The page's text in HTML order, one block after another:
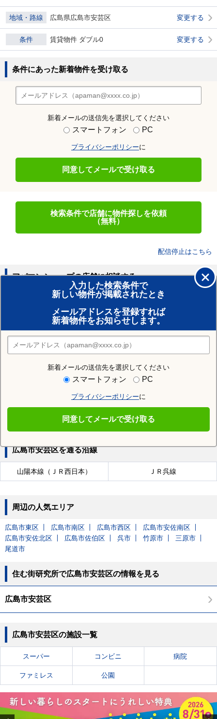
地域・路線 広島県広島市安芸区 変更する
条件 賃貸物件 ダブル0 変更する
条件にあった新着物件を受け取る
新着メールの送信先を選択してください
スマートフォン PC
プライバシーポリシーに
同意してメールで受け取る
検索条件で店舗に物件探しを依頼
（無料）
配信停止はこちら
入力した検索条件で
新しい物件が掲載されたとき
メールアドレスを登録すれば
新着物件をお知らせします。
新着メールの送信先を選択してください
スマートフォン PC
プライバシーポリシーに
同意してメールで受け取る
アパマンショップの店舗に相談する
賃貸のプロがお部屋探し！
おまかせ物件リクエスト
住みたい街の店舗を探す
店舗検索
瀬野駅
広島市安芸区を通る沿線
山陽本線（ＪＲ西日本） ＪＲ呉線
周辺の人気エリア
広島市東区 広島市南区 広島市西区
広島市安佐南区
広島市安佐北区
広島市佐伯区 呉市 竹原市
三原市
尾道市
住む街研究所で広島市安芸区の情報を見る
広島市安芸区
広島市安芸区の施設一覧
スーパー コンビニ 病院
ファミレス 公園